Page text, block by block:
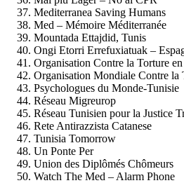
Mediterranea Saving Humans
Med – Mémoire Méditerranée
Mountada Ettajdid, Tunis
Ongi Etorri Errefuxiatuak –
Organisation Contre la Torture
Organisation Mondiale Contre la
Psychologues du Monde-Tunisie
Réseau Migreurop
Réseau Tunisien pour la Justice
Rete Antirazzista Catanese
Tunisia Tomorrow
Un Ponte Per
Union des Diplômés Chômeurs
Watch The Med – Alarm Phone